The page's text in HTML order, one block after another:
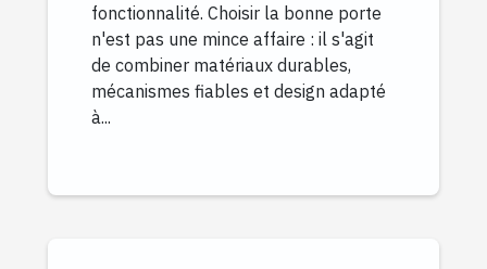
fonctionnalité. Choisir la bonne porte
n'est pas une mince affaire : il s'agit
de combiner matériaux durables,
mécanismes fiables et design adapté
à...